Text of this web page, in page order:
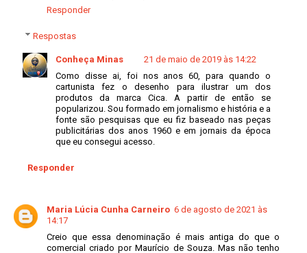
Responder
Respostas
Conheça Minas
21 de maio de 2019 às 14:22
Como disse ai, foi nos anos 60, para quando o
cartunista fez o desenho para ilustrar um dos
produtos da marca Cica. A partir de então se
popularizou. Sou formado em jornalismo e história e a
fonte são pesquisas que eu fiz baseado nas peças
publicitárias dos anos 1960 e em jornais da época
que eu consegui acesso.
Responder
Maria Lúcia Cunha Carneiro 6 de agosto de 2021 às
14:17
Creio que essa denominação é mais antiga do que o
comercial criado por Maurício de Souza. Mas não tenho